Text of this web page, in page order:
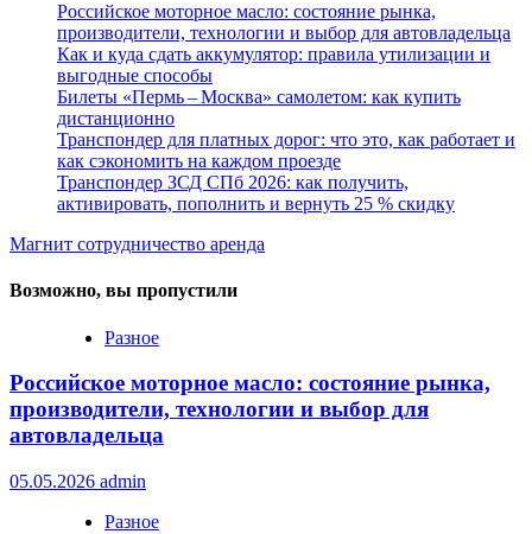
Российское моторное масло: состояние рынка,
производители, технологии и выбор для автовладельца
Как и куда сдать аккумулятор: правила утилизации и
выгодные способы
Билеты «Пермь – Москва» самолетом: как купить
дистанционно
Транспондер для платных дорог: что это, как работает и
как сэкономить на каждом проезде
Транспондер ЗСД СПб 2026: как получить,
активировать, пополнить и вернуть 25 % скидку
Магнит сотрудничество аренда
Возможно, вы пропустили
Разное
Российское моторное масло: состояние рынка,
производители, технологии и выбор для
автовладельца
05.05.2026 admin
Разное